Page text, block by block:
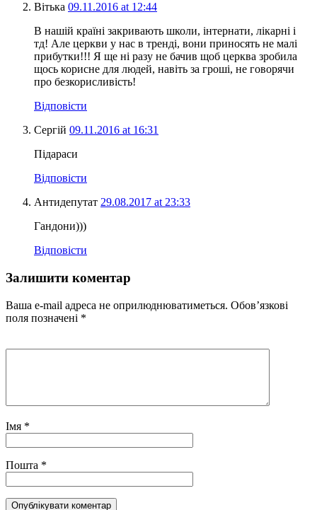
Вітька 09.11.2016 at 12:44
В нашій країні закривають школи, інтернати, лікарні і
тд! Але церкви у нас в тренді, вони приносять не малі
прибутки!!! Я ще ні разу не бачив щоб церква зробила
щось корисне для людей, навіть за гроші, не говорячи
про безкорисливість!
Відповісти
Сергій 09.11.2016 at 16:31
Підараси
Відповісти
Антидепутат 29.08.2017 at 23:33
Гандони)))
Відповісти
Залишити коментар
Ваша e-mail адреса не оприлюднюватиметься. Обов’язкові
поля позначені *
Імя *
Пошта *